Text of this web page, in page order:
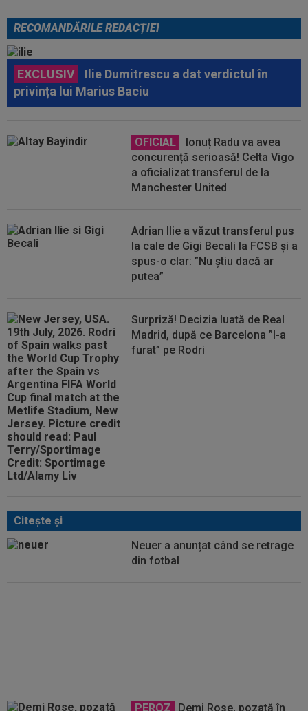
RECOMANDĂRILE REDACȚIEI
EXCLUSIV
Ilie Dumitrescu a dat verdictul în
privința lui Marius Baciu
OFICIAL
Ionuț Radu va avea
concurență serioasă! Celta Vigo
a oficializat transferul de la
Manchester United
Adrian Ilie a văzut transferul pus
la cale de Gigi Becali la FCSB și a
spus-o clar: ”Nu știu dacă ar
putea”
Surpriză! Decizia luată de Real
Madrid, după ce Barcelona ”l-a
furat” pe Rodri
Citeşte şi
Neuer a anunțat când se retrage
din fotbal
PEROZ
Demi Rose, pozată în